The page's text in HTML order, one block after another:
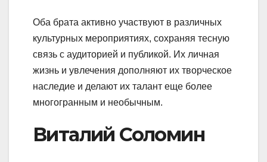
Оба брата активно участвуют в различных
культурных мероприятиях, сохраняя тесную
связь с аудиторией и публикой. Их личная
жизнь и увлечения дополняют их творческое
наследие и делают их талант еще более
многогранным и необычным.
Виталий Соломин